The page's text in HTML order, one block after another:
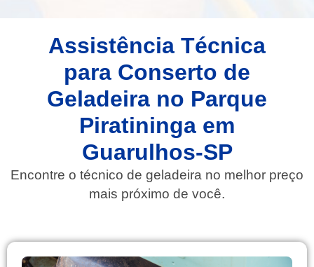
Assistência Técnica
para Conserto de
Geladeira no Parque
Piratininga em
Guarulhos-SP
Encontre o técnico de geladeira no melhor preço
mais próximo de você.